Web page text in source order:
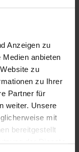
Anzeigen zu
anbieten
zu
zu Ihrer
Partner für
weiter. Unsere
mit
bereitgestellt
der Dienste